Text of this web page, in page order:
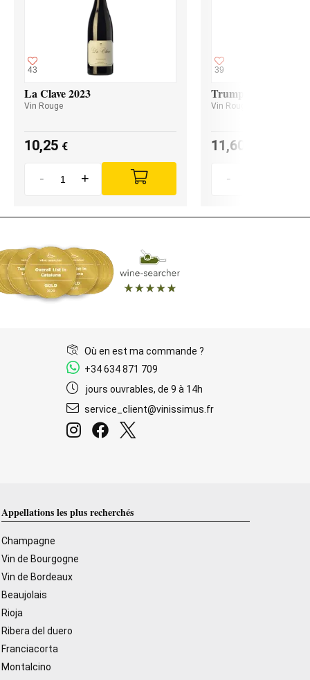
43
La Clave 2023
Vin Rouge
10,25 €
- +
39
Trumpeter Malbec
Vin Rouge
11,60
-
Où en est ma commande ?
+34 634 871 709
jours ouvrables, de 9 à 14h
service_client@vinissimus.fr
Appellations les plus recherchés
Champagne
Vin de Bourgogne
Vin de Bordeaux
Beaujolais
Rioja
Ribera del duero
Franciacorta
Montalcino